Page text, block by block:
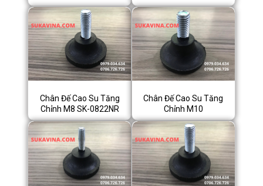
Chân Đế Cao Su Tăng
Chỉnh M8 SK-0822NR
Chân Đế Cao Su Tăng
Chỉnh M10